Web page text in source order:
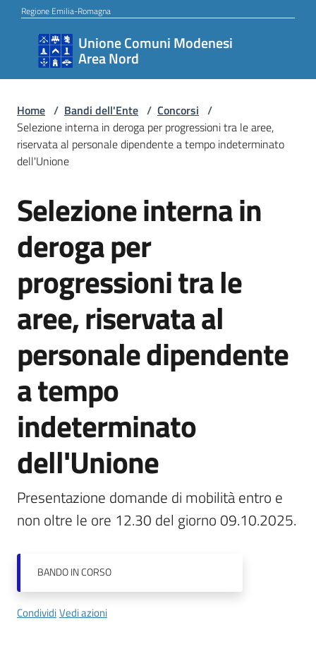
Vai al contenuto
Vai alla navigazione
Vai al footer
Regione Emilia-Romagna
Unione Comuni Modenesi
Area Nord
Unione
Comuni
Area
Nord
Amministrazione
Novità
Servizi
Documenti
e
dati
Scopri
il
territorio
Tutti
per
la
Home / Bandi dell'Ente / Concorsi /
Selezione interna in deroga per progressioni tra le aree,
riservata al personale dipendente a tempo indeterminato
dell'Unione
Salta al contenuto
Selezione interna in
deroga per
progressioni tra le
aree, riservata al
personale dipendente
a tempo
indeterminato
dell'Unione
Presentazione domande di mobilità entro e
non oltre le ore 12.30 del giorno 09.10.2025.
BANDOIN CORSO
CondividiVedi azioni